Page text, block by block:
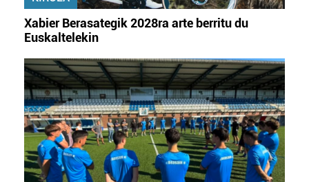
irakurri
Xabier Berasategik 2028ra arte berritu du
Euskaltelekin